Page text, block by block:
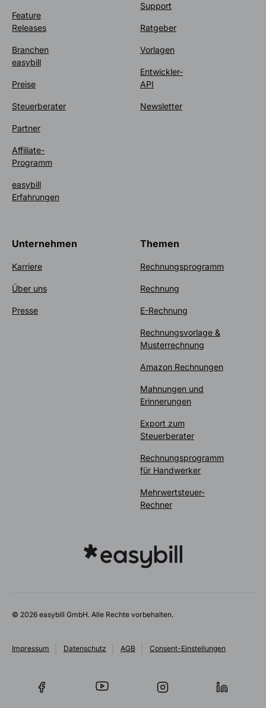
Feature
Releases
Branchen
easybill
Preise
Steuerberater
Partner
Affiliate-
Programm
easybill
Erfahrungen
Support
Ratgeber
Vorlagen
Entwickler-
API
Newsletter
Unternehmen
Karriere
Über uns
Presse
Themen
Rechnungsprogramm
Rechnung
E-Rechnung
Rechnungsvorlage &
Musterrechnung
Amazon Rechnungen
Mahnungen und
Erinnerungen
Export zum
Steuerberater
Rechnungsprogramm
für Handwerker
Mehrwertsteuer-
Rechner
© 2026 easybill GmbH. Alle Rechte vorbehalten.
Impressum Datenschutz AGB Consent-Einstellungen